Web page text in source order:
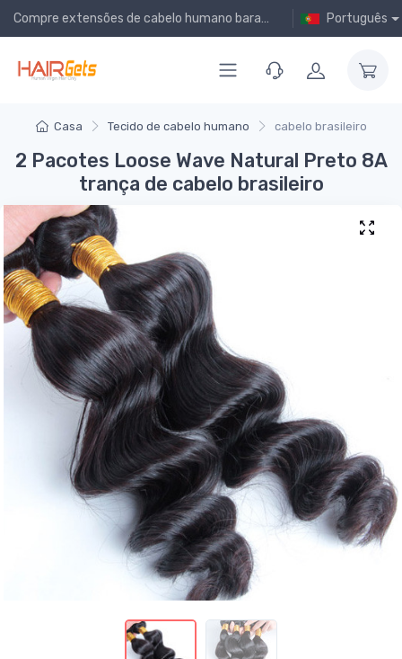
Compre extensões de cabelo humano baratas online! Português
Casa Tecido de cabelo humano cabelo brasileiro
2 Pacotes Loose Wave Natural Preto 8A
trança de cabelo brasileiro